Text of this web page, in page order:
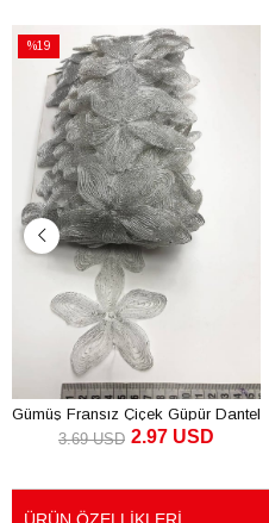
%19
İndirim
%19İndirim
Gümüş Fransız Çiçek Güpür Dantel
2.97 USD
3.69 USD